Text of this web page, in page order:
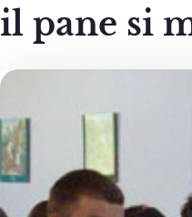
il pane si